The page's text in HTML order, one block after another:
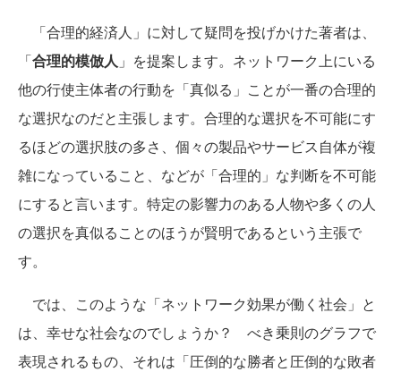
「合理的経済人」に対して疑問を投げかけた著者は、
「合理的模倣人 」を提案します。ネットワーク上にいる
他の行使主体者の行動を「真似る」ことが一番の合理的
な選択なのだと主張します。合理的な選択を不可能にす
るほどの選択肢の多さ、個々の製品やサービス自体が複
雑になっていること、などが「合理的」な判断を不可能
にすると言います。特定の影響力のある人物や多くの人
の選択を真似ることのほうが賢明であるという主張で
す。
では、このような「ネットワーク効果が働く社会」と
は、幸せな社会なのでしょうか？ べき乗則のグラフで
表現されるもの、それは「圧倒的な勝者と圧倒的な敗者